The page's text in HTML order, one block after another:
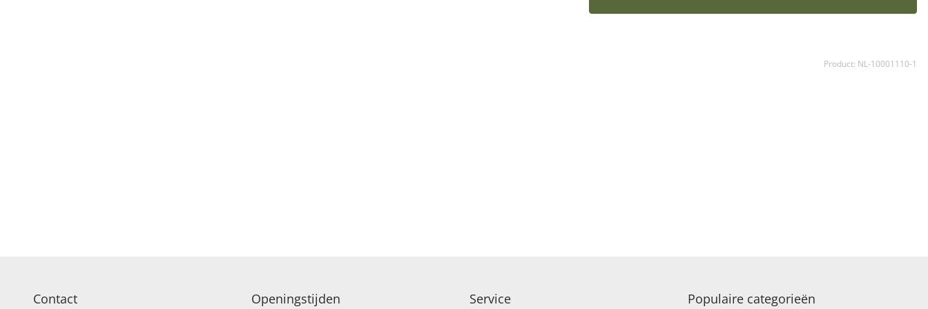
Product: NL-10001110-1
Contact Openingstijden Service Populaire categorieën